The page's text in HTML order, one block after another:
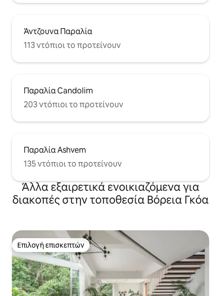
Άντζουνα Παραλία
113 ντόπιοι το προτείνουν
Παραλία Candolim
203 ντόπιοι το προτείνουν
Παραλία Ashvem
135 ντόπιοι το προτείνουν
Άλλα εξαιρετικά ενοικιαζόμενα για
διακοπές στην τοποθεσία Βόρεια Γκόα
Επιλογή επισκεπτών
Επιλογή επισκεπτών